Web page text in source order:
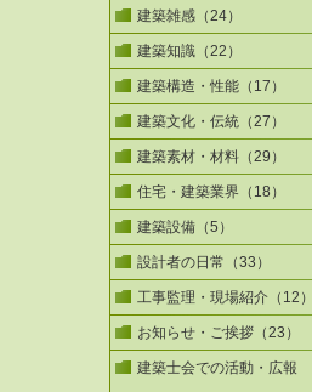
建築雑感（24）
建築知識（22）
建築構造・性能（17）
建築文化・伝統（27）
建築素材・材料（29）
住宅・建築業界（18）
建築設備（5）
設計者の日常（33）
工事監理・現場紹介（12）
お知らせ・ご挨拶（23）
建築士会での活動・広報